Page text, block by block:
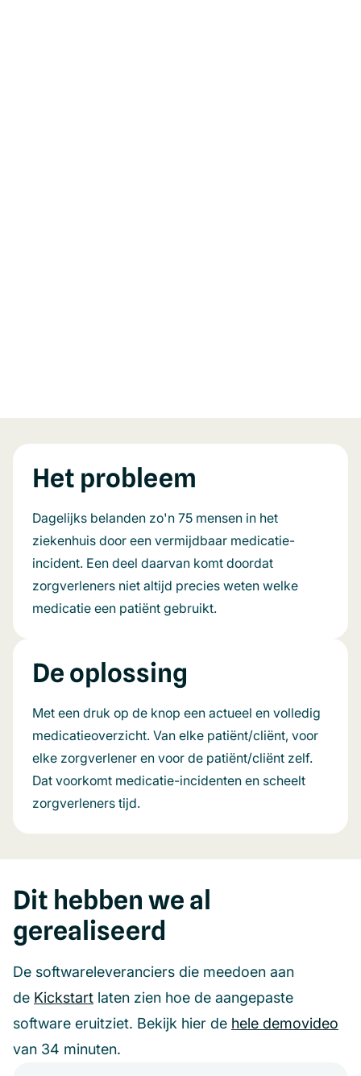
Het probleem
Dagelijks belanden zo'n 75 mensen in het
ziekenhuis door een vermijdbaar medicatie-
incident. Een deel daarvan komt doordat
zorgverleners niet altijd precies weten welke
medicatie een patiënt gebruikt.
De oplossing
Met een druk op de knop een actueel en volledig
medicatieoverzicht. Van elke patiënt/cliënt, voor
elke zorgverlener en voor de patiënt/cliënt zelf.
Dat voorkomt medicatie-incidenten en scheelt
zorgverleners tijd.
Dit hebben we al
gerealiseerd
De softwareleveranciers die meedoen aan
de Kickstart laten zien hoe de aangepaste
software eruitziet. Bekijk hier de hele demovideo
van 34 minuten.